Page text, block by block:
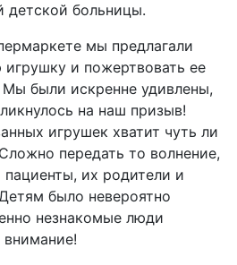
детской больницы.
мы предлагали
и пожертвовать ее
были искренне удивлены,
на наш призыв!
игрушек хватит чуть ли
передать то волнение,
их родители и
было невероятно
незнакомые люди